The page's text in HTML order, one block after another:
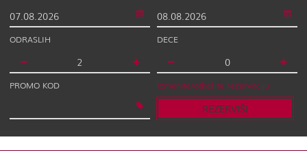
ODRASLIH DECE
PROMO KOD Izmenite/otkažite rezervaciju
REZERVIŠI